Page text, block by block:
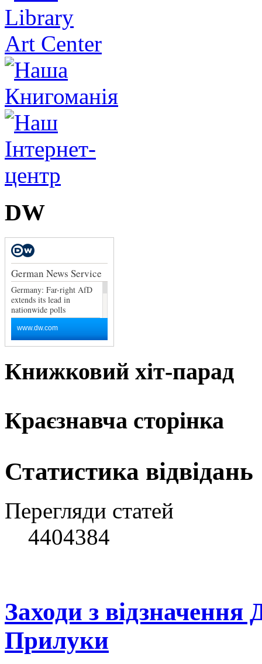
DW
Книжковий хіт-парад
Краєзнавча сторінка
Статистика відвідань
Перегляди статей
4404384
Заходи з відзначення
Прилуки